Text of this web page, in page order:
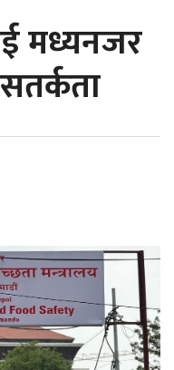
मध्यनजर